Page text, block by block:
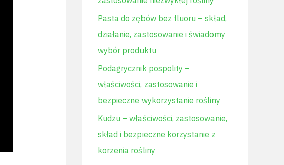
Pasta do zębów bez fluoru – skład,
działanie, zastosowanie i świadomy
wybór produktu
Podagrycznik pospolity –
właściwości, zastosowanie i
bezpieczne wykorzystanie rośliny
Kudzu – właściwości, zastosowanie,
skład i bezpieczne korzystanie z
korzenia rośliny